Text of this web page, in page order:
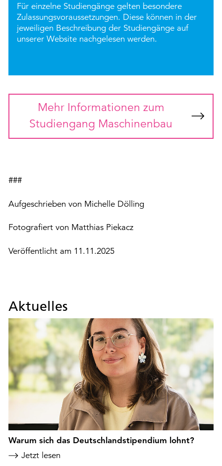
Für einzelne Studiengänge gelten besondere
Zulassungsvoraussetzungen. Diese können in der
jeweiligen Beschreibung der Studiengänge auf
unserer Website nachgelesen werden.
Mehr Informationen zum
Studiengang Maschinenbau
###
Aufgeschrieben von Michelle Dölling
Fotografiert von Matthias Piekacz
Veröffentlicht am 11.11.2025
Aktuelles
Warum sich das Deutschlandstipendium lohnt?
Jetzt lesen